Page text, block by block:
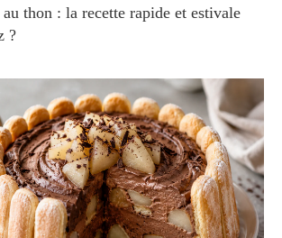
thon : la recette rapide et estivale
?